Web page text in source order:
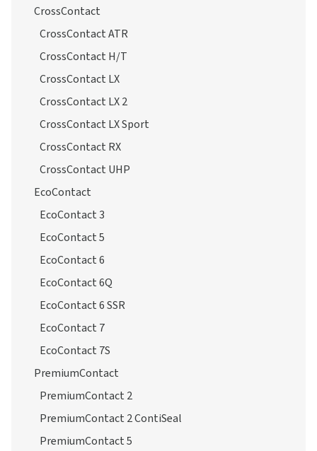
CrossContact
CrossContact ATR
CrossContact H/T
CrossContact LX
CrossContact LX 2
CrossContact LX Sport
CrossContact RX
CrossContact UHP
EcoContact
EcoContact 3
EcoContact 5
EcoContact 6
EcoContact 6Q
EcoContact 6 SSR
EcoContact 7
EcoContact 7S
PremiumContact
PremiumContact 2
PremiumContact 2 ContiSeal
PremiumContact 5